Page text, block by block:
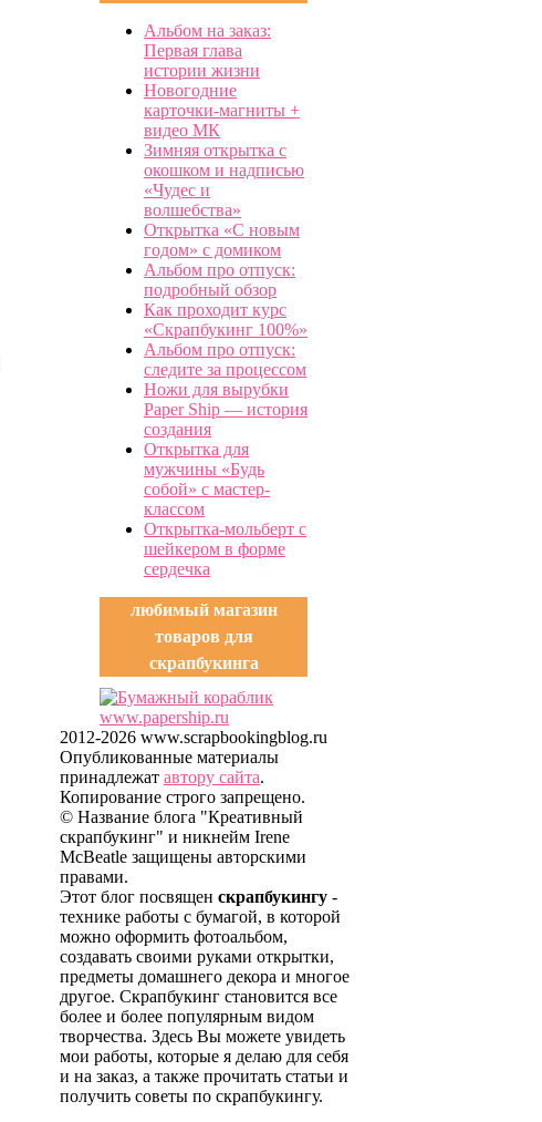
Альбом на заказ:
Первая глава
истории жизни
Новогодние
карточки-магниты +
видео МК
Зимняя открытка с
окошком и надписью
«Чудес и
волшебства»
Открытка «С новым
годом» с домиком
Альбом про отпуск:
подробный обзор
Как проходит курс
«Скрапбукинг 100%»
Альбом про отпуск:
следите за процессом
Ножи для вырубки
Paper Ship — история
создания
Открытка для
мужчины «Будь
собой» с мастер-
классом
Открытка-мольберт с
шейкером в форме
сердечка
любимый магазин
товаров для
скрапбукинга
2012-2026 www.scrapbookingblog.ru
Опубликованные материалы
принадлежат автору сайта.
Копирование строго запрещено.
© Название блога "Креативный
скрапбукинг" и никнейм Irene
McBeatle защищены авторскими
правами.
Этот блог посвящен скрапбукингу -
технике работы с бумагой, в которой
можно оформить фотоальбом,
создавать своими руками открытки,
предметы домашнего декора и многое
другое. Скрапбукинг становится все
более и более популярным видом
творчества. Здесь Вы можете увидеть
мои работы, которые я делаю для себя
и на заказ, а также прочитать статьи и
получить советы по скрапбукингу.